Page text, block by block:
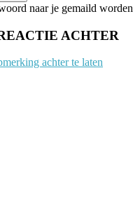
naar je gemaild worden
ACHTER
achter te laten